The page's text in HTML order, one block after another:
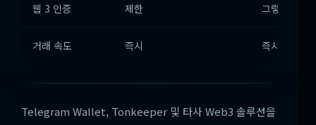
웹 3 인증 제한 그렇습니다
거래 속도 즉시 즉시
Telegram Wallet, Tonkeeper 및 타사 Web3 솔루션을